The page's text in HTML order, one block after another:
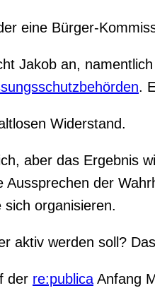
eine Bürger-
Jakob an,
.
Widerstand.
aber das Ergebnis
Aussprechen der
organisieren.
aktiv werden soll?
der re:publica Anfang